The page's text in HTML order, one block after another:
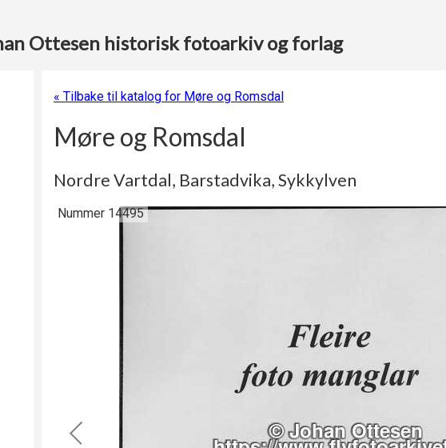
Ottesen historisk fotoarkiv og forlag
« Tilbake til katalog for Møre og Romsdal
Møre og Romsdal
Nordre Vartdal, Barstadvika, Sykkylven
Nummer 14495